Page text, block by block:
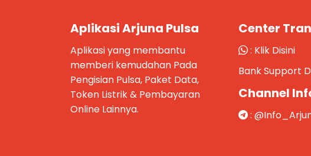
Aplikasi Arjuna Pulsa
Aplikasi yang membantu
memberi kemudahan Pada
Pengisian Pulsa, Paket Data,
Token Listrik & Pembayaran
Online Lainnya.
Center
: Klik Disini
Bank Support
Channel
: